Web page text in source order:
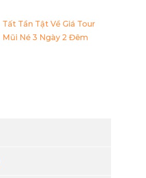
Tất Tần Tật Về Giá Tour
Mũi Né 3 Ngày 2 Đêm